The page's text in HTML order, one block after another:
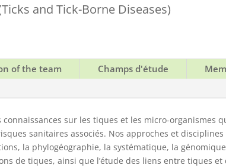
Ticks and Tick-Borne Diseases)
of the team Champs d'étude
sur les tiques et les micro-organismes
sanitaires associés. Nos approches et disciplines
la phylogéographie, la systématique, la
de tiques, ainsi que l’étude des liens entre tiques et